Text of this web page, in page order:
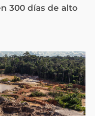
300 días de alto